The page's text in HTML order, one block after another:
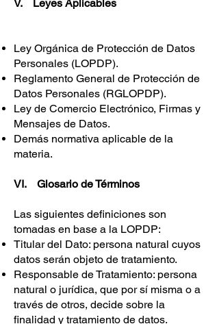
V. Leyes Aplicables
Ley Orgánica de Protección de Datos
Personales (LOPDP).
Reglamento General de Protección de
Datos Personales (RGLOPDP).
Ley de Comercio Electrónico, Firmas y
Mensajes de Datos.
Demás normativa aplicable de la
materia.
VI. Glosario de Términos
Las siguientes definiciones son
tomadas en base a la LOPDP:
Titular del Dato: persona natural cuyos
datos serán objeto de tratamiento.
Responsable de Tratamiento: persona
natural o jurídica, que por sí misma o a
través de otros, decide sobre la
finalidad y tratamiento de datos.